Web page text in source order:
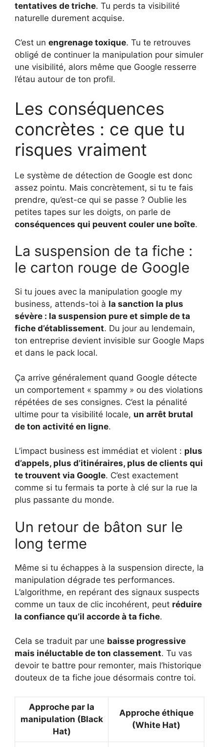
tentatives de triche. Tu perds ta visibilité
naturelle durement acquise.
C’est un engrenage toxique. Tu te retrouves
obligé de continuer la manipulation pour simuler
une visibilité, alors même que Google resserre
l’étau autour de ton profil.
Les conséquences
concrètes : ce que tu
risques vraiment
Le système de détection de Google est donc
assez pointu. Mais concrètement, si tu te fais
prendre, qu’est-ce qui se passe ? Oublie les
petites tapes sur les doigts, on parle de
conséquences qui peuvent couler une boîte.
La suspension de ta fiche :
le carton rouge de Google
Si tu joues avec la manipulation google my
business, attends-toi à la sanction la plus
sévère : la suspension pure et simple de ta
fiche d’établissement. Du jour au lendemain,
ton entreprise devient invisible sur Google Maps
et dans le pack local.
Ça arrive généralement quand Google détecte
un comportement « spammy » ou des violations
répétées de ses consignes. C’est la pénalité
ultime pour ta visibilité locale, un arrêt brutal
de ton activité en ligne.
L’impact business est immédiat et violent : plus
d’appels, plus d’itinéraires, plus de clients qui
te trouvent via Google. C’est exactement
comme si tu fermais ta porte à clé sur la rue la
plus passante du monde.
Un retour de bâton sur le
long terme
Même si tu échappes à la suspension directe, la
manipulation dégrade tes performances.
L’algorithme, en repérant des signaux suspects
comme un taux de clic incohérent, peut réduire
la confiance qu’il accorde à ta fiche.
Cela se traduit par une baisse progressive
mais inéluctable de ton classement. Tu vas
devoir te battre pour remonter, mais l’historique
douteux de ta fiche joue désormais contre toi.
Approche par la
manipulation (Black
Hat)
Approche éthique
(White Hat)